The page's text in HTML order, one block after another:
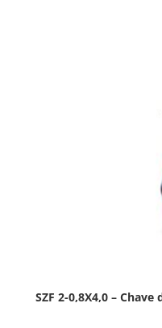
SZF 2-0,8X4,0 – Chave